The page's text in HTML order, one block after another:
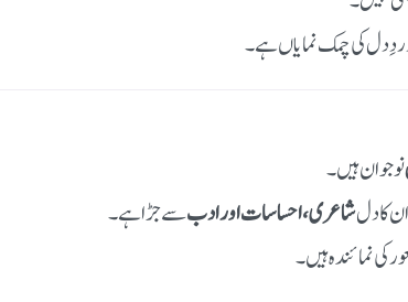
دل کی چمک نمایاں ہے۔
نوجوان ہیں۔
کا دلشاعری، احساسات اور ادبسے جڑا ہے۔
کی نمائندہ ہیں۔